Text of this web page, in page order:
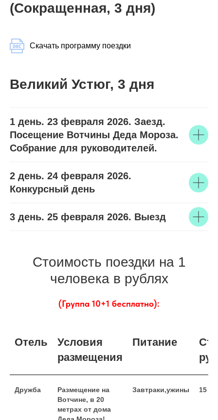
(Сокращенная, 3 дня)
Скачать программу поездки
Великий Устюг, 3 дня
1 день. 23 февраля 2026. Заезд.
Посещение Вотчины Деда Мороза.
Собрание для руководителей.
2 день. 24 февраля 2026.
Конкурсный день
3 день. 25 февраля 2026. Выезд
Стоимость поездки на 1
человека в рублях
(Группа 10+1 бесплатно):
Отель
Условия
размещения
Питание
руб
Дружба
Размещение на
Вотчине, в 20
метрах от дома
Завтраки,ужины 15